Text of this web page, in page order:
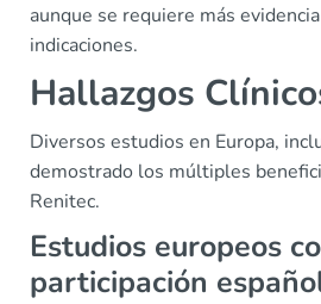
aunque se requiere más
indicaciones.
Hallazgos
Diversos estudios en Europa,
demostrado los múltiples
Renitec.
Estudios europeos
participación